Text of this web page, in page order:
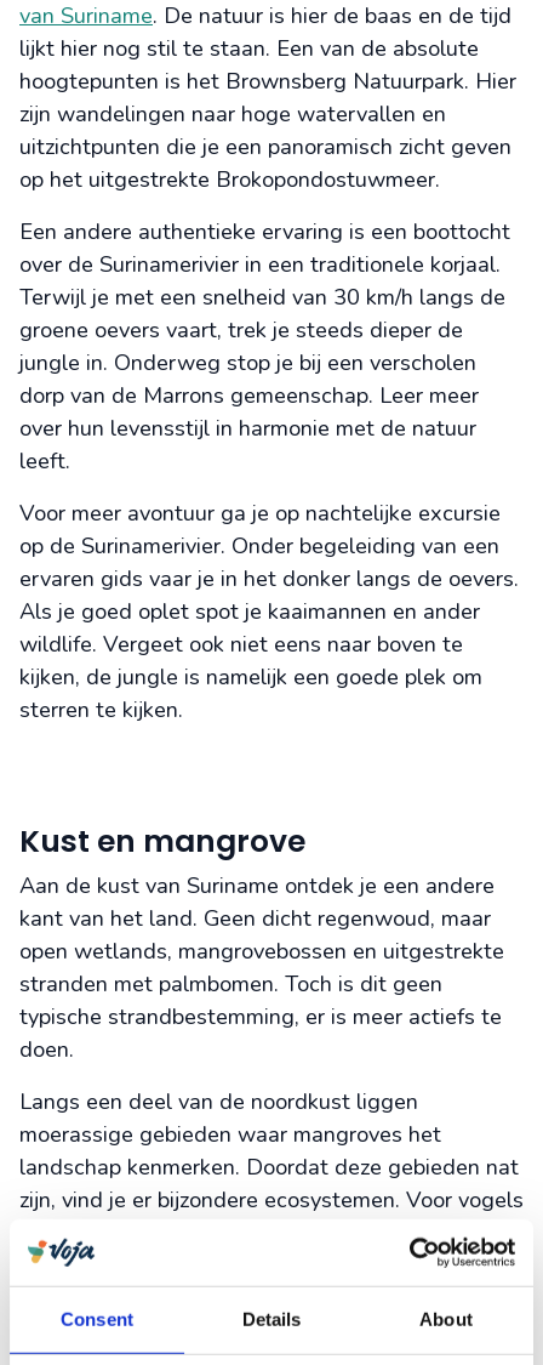
Consent Details About
van Suriname. De natuur is hier de baas en de tijd
lijkt hier nog stil te staan. Een van de absolute
hoogtepunten is het Brownsberg Natuurpark. Hier
zijn wandelingen naar hoge watervallen en
uitzichtpunten die je een panoramisch zicht geven
op het uitgestrekte Brokopondostuwmeer.
Een andere authentieke ervaring is een boottocht
over de Surinamerivier in een traditionele korjaal.
Terwijl je met een snelheid van 30 km/h langs de
groene oevers vaart, trek je steeds dieper de
jungle in. Onderweg stop je bij een verscholen
dorp van de Marrons gemeenschap. Leer meer
over hun levensstijl in harmonie met de natuur
leeft.
Voor meer avontuur ga je op nachtelijke excursie
op de Surinamerivier. Onder begeleiding van een
ervaren gids vaar je in het donker langs de oevers.
Als je goed oplet spot je kaaimannen en ander
wildlife. Vergeet ook niet eens naar boven te
kijken, de jungle is namelijk een goede plek om
sterren te kijken.
Kust en mangrove
Aan de kust van Suriname ontdek je een andere
kant van het land. Geen dicht regenwoud, maar
open wetlands, mangrovebossen en uitgestrekte
stranden met palmbomen. Toch is dit geen
typische strandbestemming, er is meer actiefs te
doen.
Langs een deel van de noordkust liggen
moerassige gebieden waar mangroves het
landschap kenmerken. Doordat deze gebieden nat
zijn, vind je er bijzondere ecosystemen. Voor vogels
zijn dit geschikte gebieden. Vlakbij Nickerie, in het
natuurgebied
, spot je flamingo’s, rode
verkent dit gebied het beste per boot. De vroege